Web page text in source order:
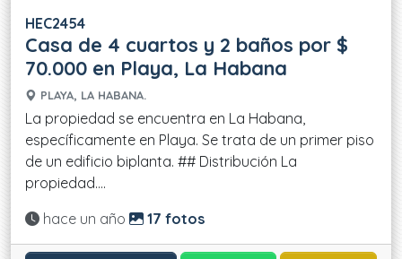
HEC2454
Casa de 4 cuartos y 2 baños por $
70.000 en Playa, La Habana
PLAYA, LA HABANA.
La propiedad se encuentra en La Habana,
específicamente en Playa. Se trata de un primer piso
de un edificio biplanta. ## Distribución La
propiedad....
Actualizado:
hace un año 17 fotos